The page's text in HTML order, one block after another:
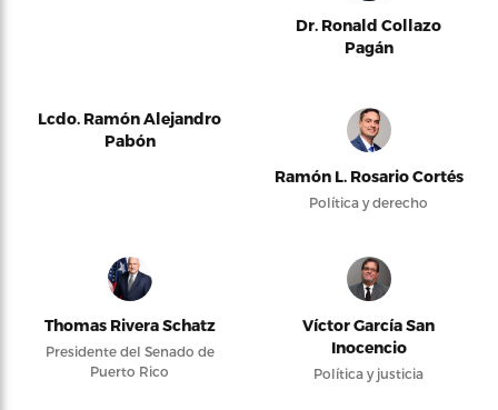
Dr. Ronald Collazo
Pagán
Lcdo. Ramón Alejandro
Pabón
Ramón L. Rosario Cortés
Política y derecho
Thomas Rivera Schatz
Presidente del Senado de
Puerto Rico
Víctor García San
Inocencio
Política y justicia